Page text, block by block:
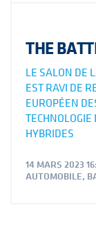
THE
LE SALON DE
EST RAVI DE
EUROPÉEN
TECHNOLOGIE
HYBRIDES
14 MARS 2023
AUTOMOBILE,